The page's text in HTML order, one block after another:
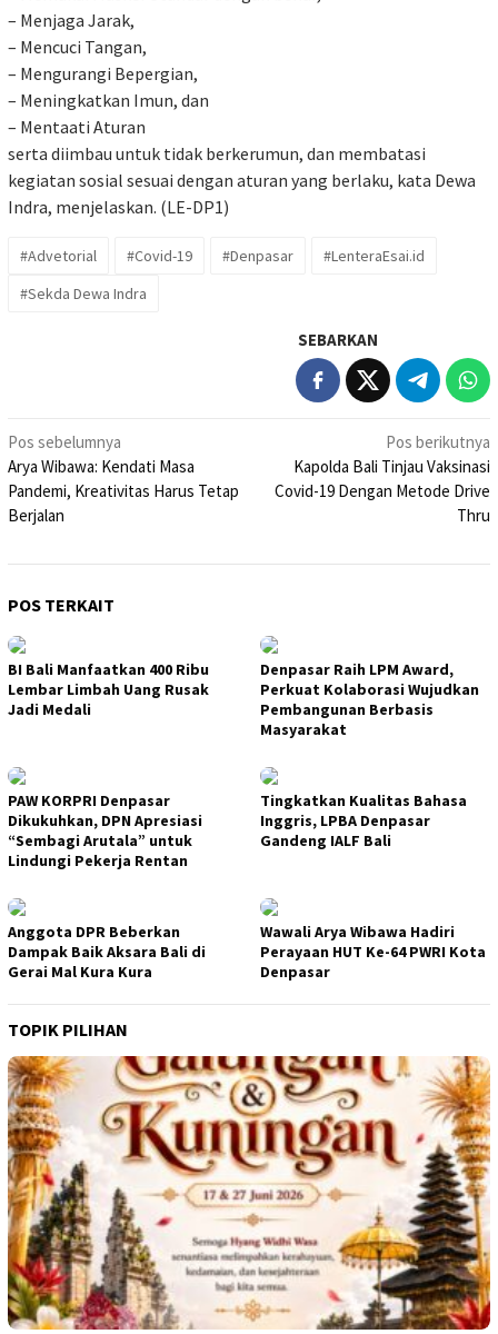
– Menjaga Jarak,
– Mencuci Tangan,
– Mengurangi Bepergian,
– Meningkatkan Imun, dan
– Mentaati Aturan
serta diimbau untuk tidak berkerumun, dan membatasi
kegiatan sosial sesuai dengan aturan yang berlaku, kata Dewa
Indra, menjelaskan. (LE-DP1)
#Advetorial #Covid-19 #Denpasar
#LenteraEsai.id
#Sekda Dewa Indra
SEBARKAN
Navigasi
pos
Pos sebelumnya
Arya Wibawa: Kendati Masa
Pandemi, Kreativitas Harus Tetap
Berjalan
Pos berikutnya
Kapolda Bali Tinjau Vaksinasi
Covid-19 Dengan Metode Drive
Thru
POS TERKAIT
BI Bali Manfaatkan 400 Ribu
Lembar Limbah Uang Rusak
Jadi Medali
Denpasar Raih LPM Award,
Perkuat Kolaborasi Wujudkan
Pembangunan Berbasis
Masyarakat
PAW KORPRI Denpasar
Dikukuhkan, DPN Apresiasi
“Sembagi Arutala” untuk
Lindungi Pekerja Rentan
Tingkatkan Kualitas Bahasa
Inggris, LPBA Denpasar
Gandeng IALF Bali
Anggota DPR Beberkan
Dampak Baik Aksara Bali di
Gerai Mal Kura Kura
Wawali Arya Wibawa Hadiri
Perayaan HUT Ke-64 PWRI Kota
Denpasar
TOPIK PILIHAN